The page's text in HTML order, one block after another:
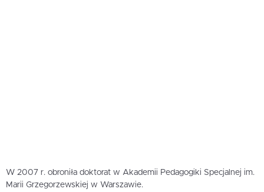
W 2007 r. obroniła doktorat w Akademii Pedagogiki Specjalnej im.
Marii Grzegorzewskiej w Warszawie.